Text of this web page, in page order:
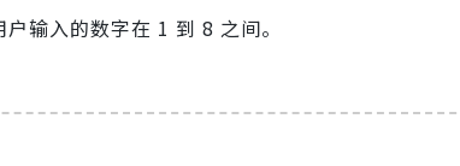
输入的数字在 1 到 8 之间。